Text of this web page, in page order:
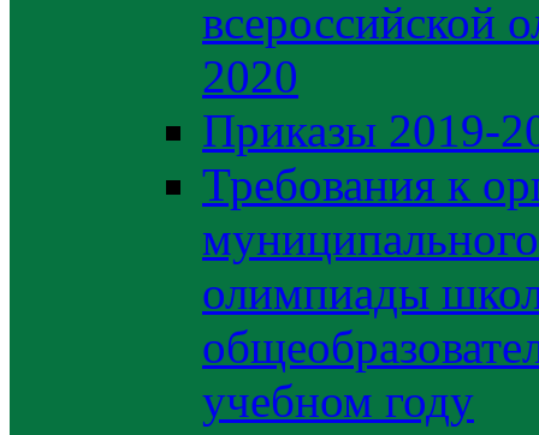
всероссийской
2020
Приказы 2019-
Требования к
олимпиады
учебном году